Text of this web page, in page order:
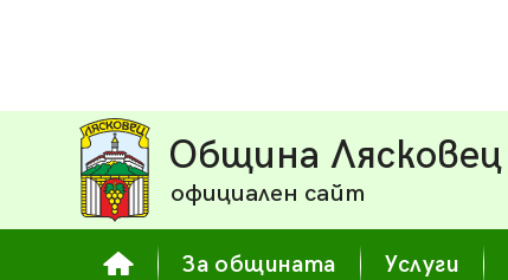
Община Лясковец
официален сайт
За общината Услуги